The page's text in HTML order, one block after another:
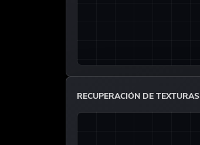
RECUPERACIÓN DE TEXTURAS